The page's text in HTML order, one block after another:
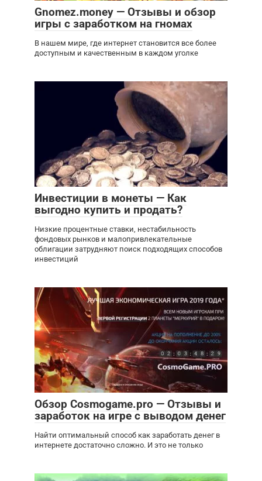
Gnomez.money — Отзывы и обзор
игры с заработком на гномах
В нашем мире, где интернет становится все более
доступным и качественным в каждом уголке
Инвестиции в монеты — Как
выгодно купить и продать?
Низкие процентные ставки, нестабильность
фондовых рынков и малопривлекательные
облигации затрудняют поиск подходящих способов
инвестиций
Обзор Cosmogame.pro — Отзывы и
заработок на игре с выводом денег
Найти оптимальный способ как заработать денег в
интернете достаточно сложно. И это не только